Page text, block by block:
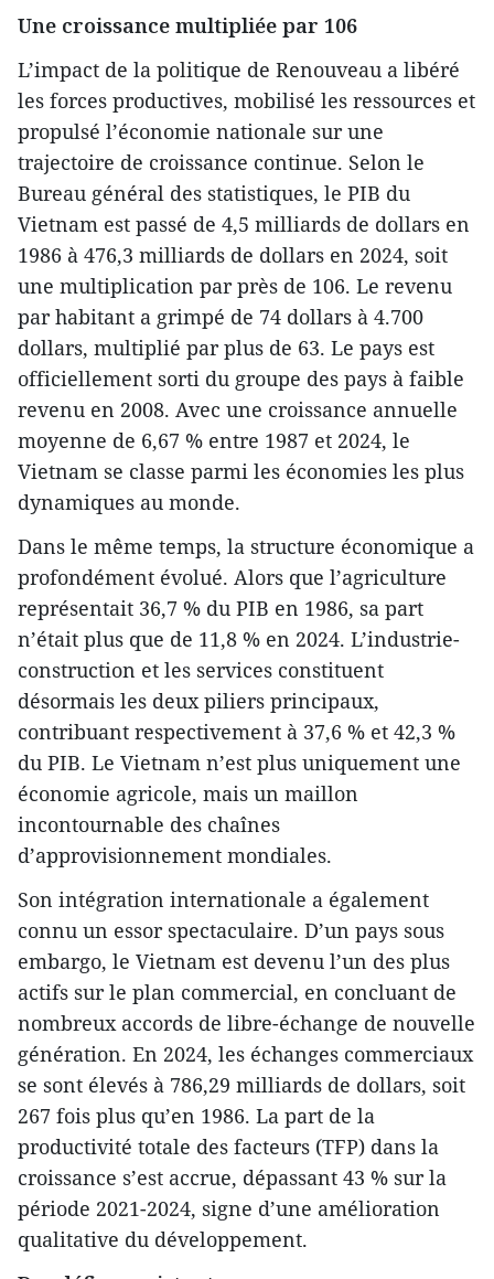
Une croissance multipliée par 106
L’impact de la politique de Renouveau a libéré
les forces productives, mobilisé les ressources et
propulsé l’économie nationale sur une
trajectoire de croissance continue. Selon le
Bureau général des statistiques, le PIB du
Vietnam est passé de 4,5 milliards de dollars en
1986 à 476,3 milliards de dollars en 2024, soit
une multiplication par près de 106. Le revenu
par habitant a grimpé de 74 dollars à 4.700
dollars, multiplié par plus de 63. Le pays est
officiellement sorti du groupe des pays à faible
revenu en 2008. Avec une croissance annuelle
moyenne de 6,67 % entre 1987 et 2024, le
Vietnam se classe parmi les économies les plus
dynamiques au monde.
Dans le même temps, la structure économique a
profondément évolué. Alors que l’agriculture
représentait 36,7 % du PIB en 1986, sa part
n’était plus que de 11,8 % en 2024. L’industrie-
construction et les services constituent
désormais les deux piliers principaux,
contribuant respectivement à 37,6 % et 42,3 %
du PIB. Le Vietnam n’est plus uniquement une
économie agricole, mais un maillon
incontournable des chaînes
d’approvisionnement mondiales.
Son intégration internationale a également
connu un essor spectaculaire. D’un pays sous
embargo, le Vietnam est devenu l’un des plus
actifs sur le plan commercial, en concluant de
nombreux accords de libre-échange de nouvelle
génération. En 2024, les échanges commerciaux
se sont élevés à 786,29 milliards de dollars, soit
267 fois plus qu’en 1986. La part de la
productivité totale des facteurs (TFP) dans la
croissance s’est accrue, dépassant 43 % sur la
période 2021-2024, signe d’une amélioration
qualitative du développement.